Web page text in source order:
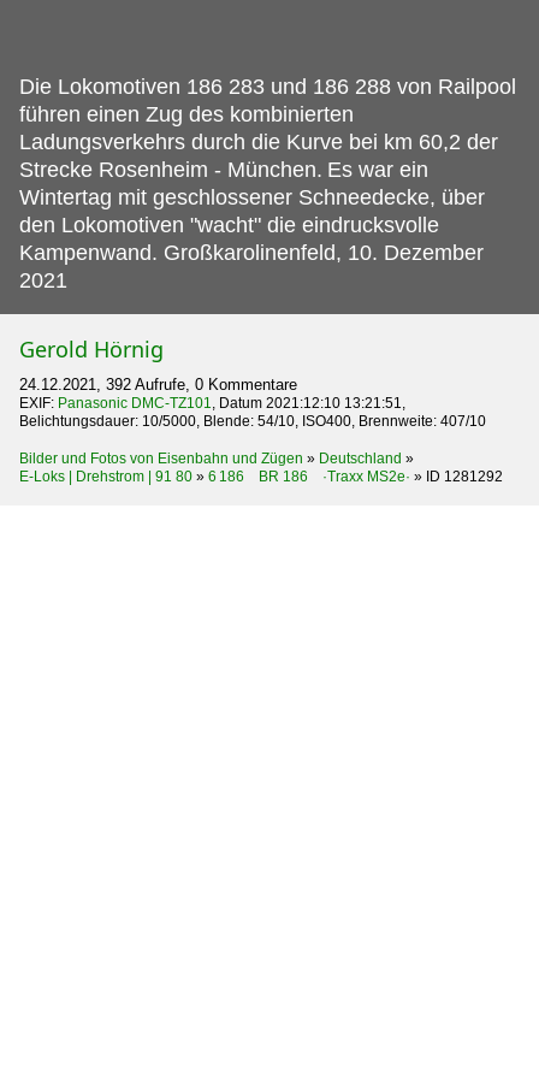
Die Lokomotiven 186 283 und 186 288 von Railpool
führen einen Zug des kombinierten
Ladungsverkehrs durch die Kurve bei km 60,2 der
Strecke Rosenheim - München. Es war ein
Wintertag mit geschlossener Schneedecke, über
den Lokomotiven "wacht" die eindrucksvolle
Kampenwand. Großkarolinenfeld, 10. Dezember
2021
Gerold Hörnig
24.12.2021, 392 Aufrufe, 0 Kommentare
EXIF: Panasonic DMC-TZ101, Datum 2021:12:10 13:21:51,
Belichtungsdauer: 10/5000, Blende: 54/10, ISO400, Brennweite: 407/10
Bilder und Fotos von Eisenbahn und Zügen » Deutschland »
E-Loks | Drehstrom | 91 80 » 6 186 BR 186 ·Traxx MS2e· » ID 1281292